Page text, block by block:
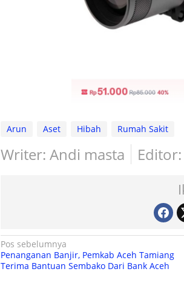
Arun Aset Hibah Rumah Sakit
Writer: Andi masta
N
a
Pos sebelumnya
Penanganan Banjir, Pemkab Aceh Tamiang
Terima Bantuan Sembako Dari Bank Aceh